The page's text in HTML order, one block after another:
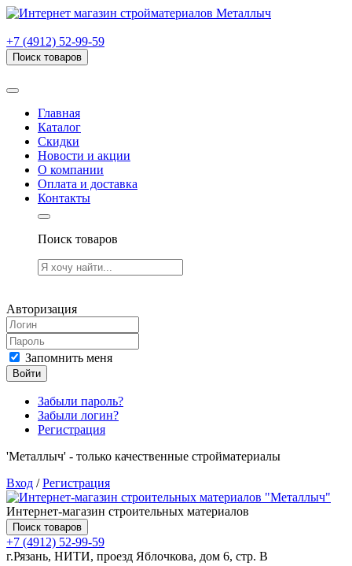
+7 (4912) 52-99-59
Поиск товаров
Главная
Каталог
Скидки
Новости и акции
О компании
Оплата и доставка
Контакты
Поиск товаров
Авторизация
Запомнить меня
Войти
Забыли пароль?
Забыли логин?
Регистрация
'Металлыч' - только качественные стройматериалы
Вход /Регистрация
Интернет-магазин строительных материалов
Поиск товаров
+7 (4912) 52-99-59
г.Рязань, НИТИ, проезд Яблочкова, дом 6, стр. В